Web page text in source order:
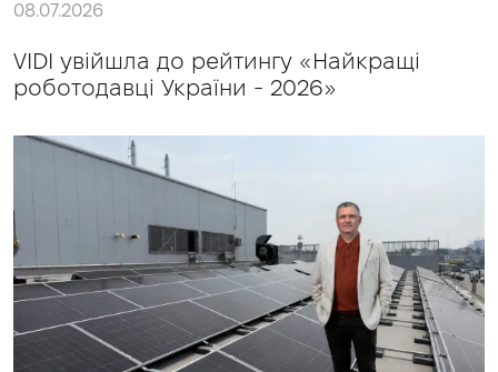
08.07.2026
VIDI увійшла до рейтингу «Найкращі
роботодавці України - 2026»